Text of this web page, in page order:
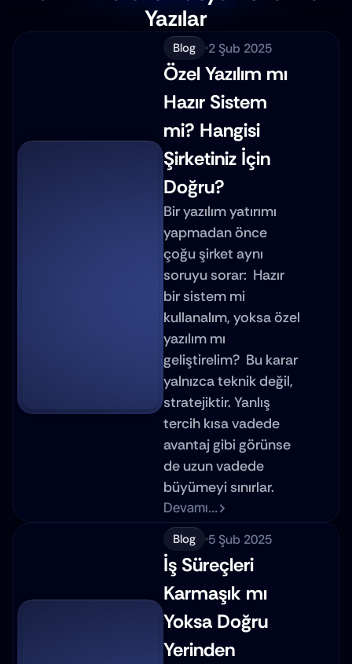
Yazılar
Blog 2 Şub 2025
Özel Yazılım mı
Hazır Sistem
mi? Hangisi
Şirketiniz İçin
Doğru?
Bir yazılım yatırımı
yapmadan önce
çoğu şirket aynı
soruyu sorar:  Hazır
bir sistem mi
kullanalım, yoksa özel
yazılım mı
geliştirelim?  Bu karar
yalnızca teknik değil,
stratejiktir. Yanlış
tercih kısa vadede
avantaj gibi görünse
de uzun vadede
büyümeyi sınırlar.
Devamı...
Blog
5 Şub 2025
İş Süreçleri
Karmaşık mı
Yoksa Doğru
Yerinden